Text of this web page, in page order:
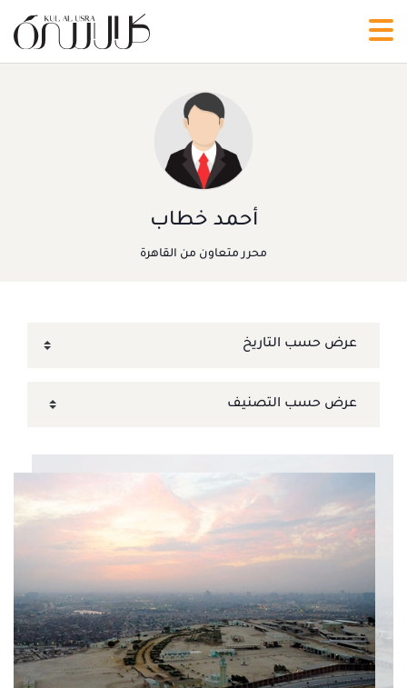
أحمد خطاب
محرر متعاون من القاهرة